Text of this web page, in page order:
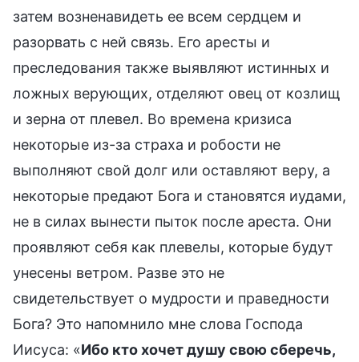
затем возненавидеть ее всем сердцем и
разорвать с ней связь. Его аресты и
преследования также выявляют истинных и
ложных верующих, отделяют овец от козлищ
и зерна от плевел. Во времена кризиса
некоторые из-за страха и робости не
выполняют свой долг или оставляют веру, а
некоторые предают Бога и становятся иудами,
не в силах вынести пыток после ареста. Они
проявляют себя как плевелы, которые будут
унесены ветром. Разве это не
свидетельствует о мудрости и праведности
Бога? Это напомнило мне слова Господа
Иисуса: «Ибо кто хочет душу свою сберечь,